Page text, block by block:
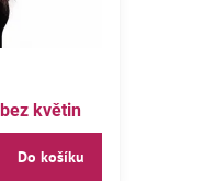
květin
Do košíku